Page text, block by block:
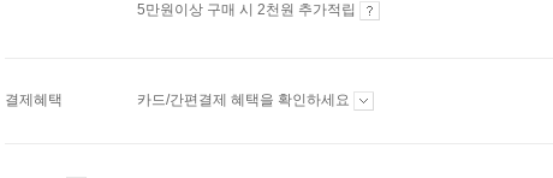
5만원이상 구매 시 2천원 추가적립
결제혜택 카드/간편결제 혜택을 확인하세요